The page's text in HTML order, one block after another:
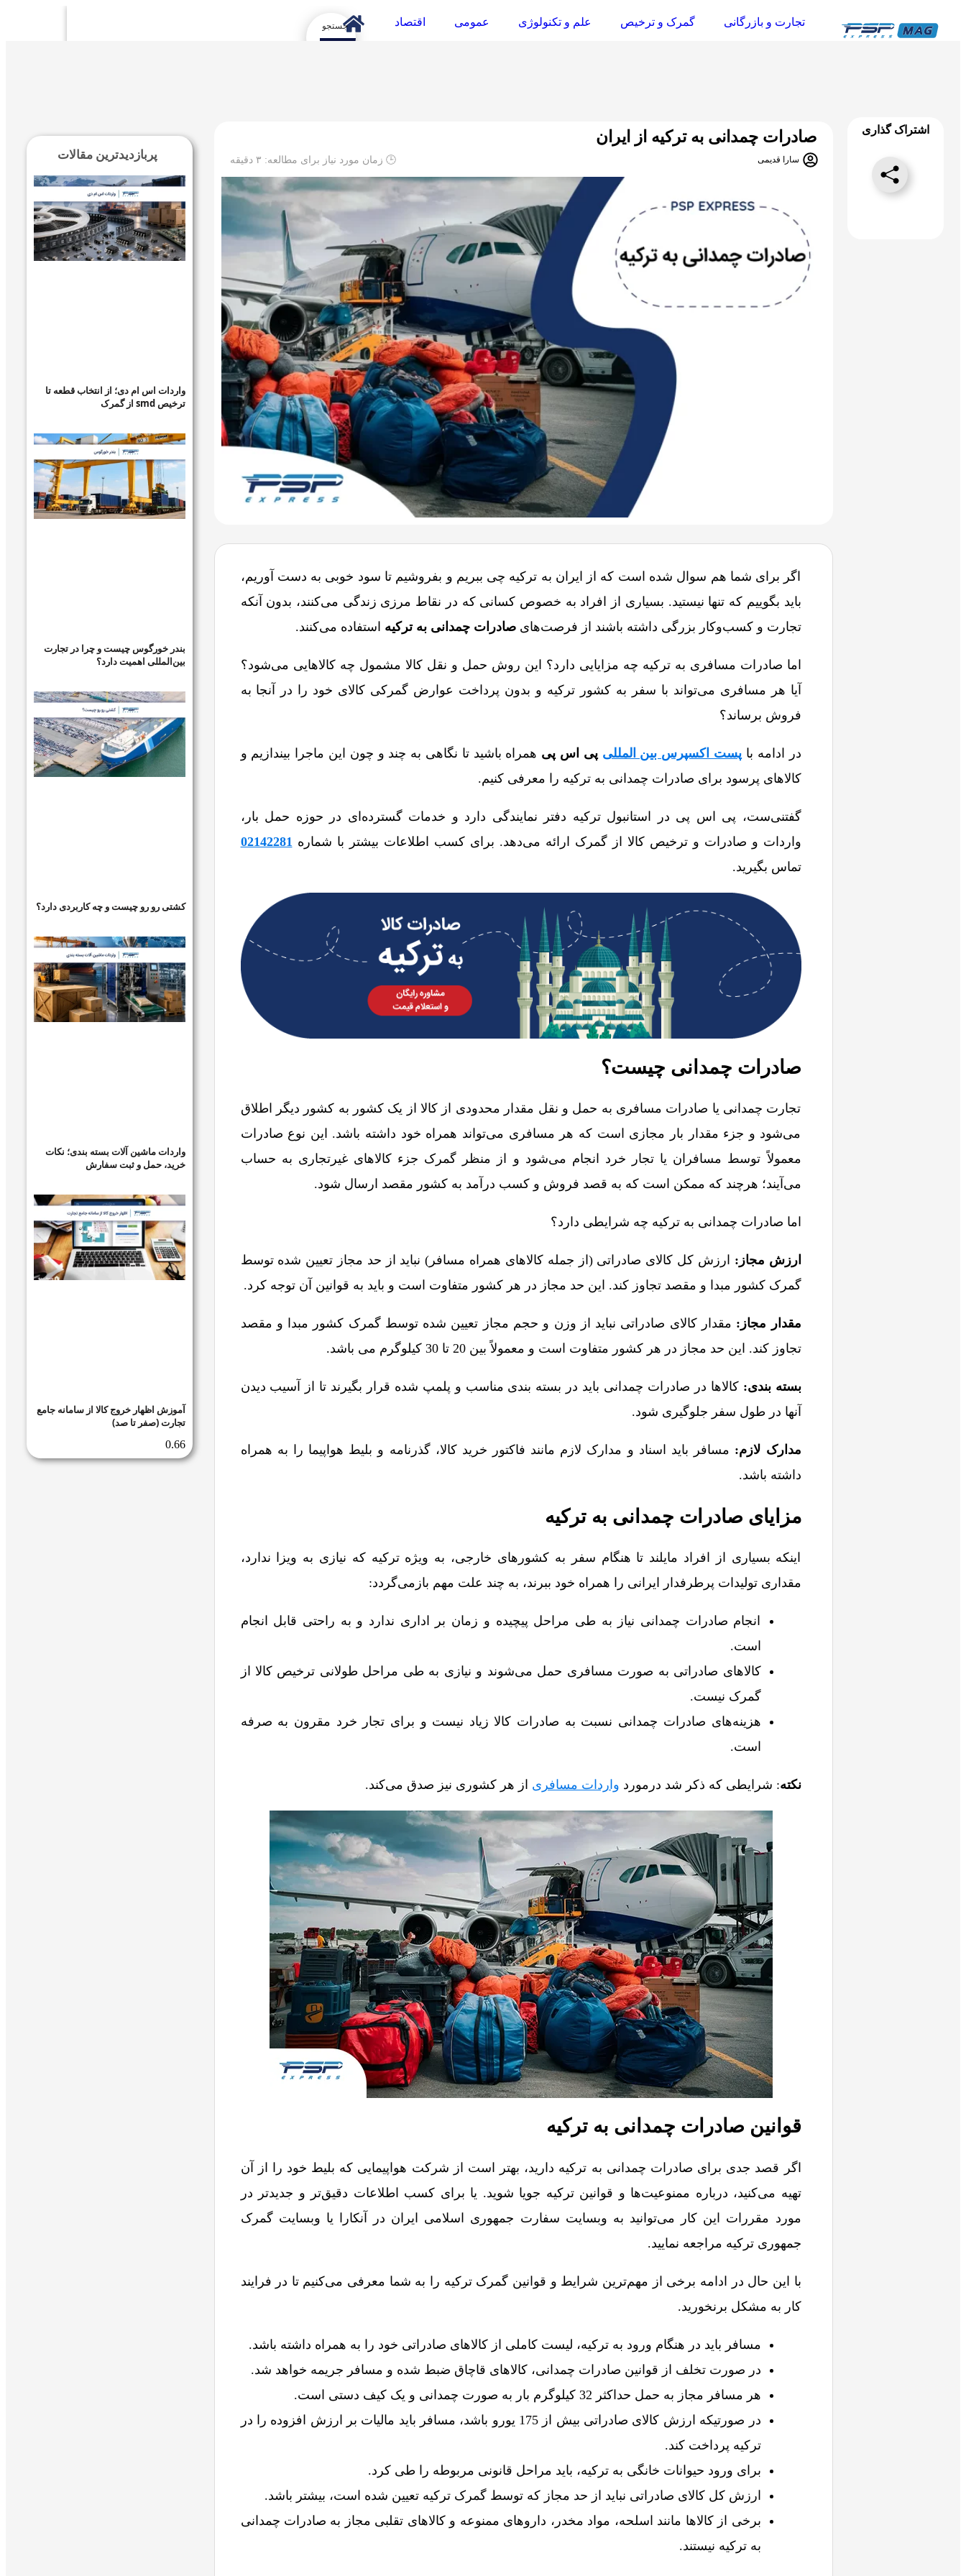
تجارت و بازرگانی گمرک و ترخیص علم و تکنولوژی عمومی اقتصاد
اشتراک گذاری صادرات چمدانی به ترکیه از ایران
سارا قدیمی 🕒 زمان مورد نیاز برای مطالعه: ۳ دقیقه
اگر برای شما هم سوال شده است که از ایران به ترکیه چی ببریم و بفروشیم تا سود خوبی به دست آوریم،
باید بگوییم که تنها نیستید. بسیاری از افراد به خصوص کسانی که در نقاط مرزی زندگی می‌کنند، بدون آنکه
تجارت و کسب‌وکار بزرگی داشته باشند از فرصت‌هایصادرات چمدانی به ترکیه استفاده می‌کنند.
اما صادرات مسافری به ترکیه چه مزایایی دارد؟ این روش حمل و نقل کالا مشمول چه کالاهایی می‌شود؟
آیا هر مسافری می‌تواند با سفر به کشور ترکیه و بدون پرداخت عوارض گمرکی کالای خود را در آنجا به
فروش برساند؟
در ادامه با پست اکسپرس بین المللی پی اس پی همراه باشید تا نگاهی به چند و چون این ماجرا بیندازیم و
کالاهای پرسود برای صادرات چمدانی به ترکیه را معرفی کنیم.
گفتنی‌ست، پی اس پی در استانبول ترکیه دفتر نمایندگی دارد و خدمات گسترده‌ای در حوزه حمل بار،
واردات و صادرات و ترخیص کالا از گمرک ارائه می‌دهد. برای کسب اطلاعات بیشتر با شماره 02142281
تماس بگیرید.
صادرات چمدانی چیست؟
تجارت چمدانی یا صادرات مسافری به حمل و نقل مقدار محدودی از کالا از یک کشور به کشور دیگر اطلاق
می‌شود و جزء مقدار بار مجازی است که هر مسافری می‌تواند همراه خود داشته باشد. این نوع صادرات
معمولاً توسط مسافران یا تجار خرد انجام می‌شود و از منظر گمرک جزء کالاهای غیرتجاری به حساب
می‌آیند؛ هرچند که ممکن است که به قصد فروش و کسب درآمد به کشور مقصد ارسال شود.
اما صادرات چمدانی به ترکیه چه شرایطی دارد؟
ارزش مجاز: ارزش کل کالای صادراتی (از جمله کالاهای همراه مسافر) نباید از حد مجاز تعیین شده توسط
گمرک کشور مبدا و مقصد تجاوز کند. این حد مجاز در هر کشور متفاوت است و باید به قوانین آن توجه کرد.
مقدار مجاز: مقدار کالای صادراتی نباید از وزن و حجم مجاز تعیین شده توسط گمرک کشور مبدا و مقصد
تجاوز کند. این حد مجاز در هر کشور متفاوت است و معمولاً بین 20 تا 30 کیلوگرم می باشد.
بسته بندی: کالاها در صادرات چمدانی باید در بسته بندی مناسب و پلمپ شده قرار بگیرند تا از آسیب دیدن
آنها در طول سفر جلوگیری شود.
مدارک لازم: مسافر باید اسناد و مدارک لازم مانند فاکتور خرید کالا، گذرنامه و بلیط هواپیما را به همراه
داشته باشد.
مزایای صادرات چمدانی به ترکیه
اینکه بسیاری از افراد مایلند تا هنگام سفر به کشورهای خارجی، به ویژه ترکیه که نیازی به ویزا ندارد،
مقداری تولیدات پرطرفدار ایرانی را همراه خود ببرند، به چند علت مهم بازمی‌گردد:
انجام صادرات چمدانی نیاز به طی مراحل پیچیده و زمان بر اداری ندارد و به راحتی قابل انجام
است.
کالاهای صادراتی به صورت مسافری حمل می‌شوند و نیازی به طی مراحل طولانی ترخیص کالا از
گمرک نیست.
هزینه‌های صادرات چمدانی نسبت به صادرات کالا زیاد نیست و برای تجار خرد مقرون به صرفه
است.
نکته: شرایطی که ذکر شد درمورد واردات مسافری از هر کشوری نیز صدق می‌کند.
قوانین صادرات چمدانی به ترکیه
اگر قصد جدی برای صادرات چمدانی به ترکیه دارید، بهتر است از شرکت هواپیمایی که بلیط خود را از آن
تهیه می‌کنید، درباره ممنوعیت‌ها و قوانین ترکیه جویا شوید. یا برای کسب اطلاعات دقیق‌تر و جدیدتر در
مورد مقررات این کار می‌توانید به وبسایت سفارت جمهوری اسلامی ایران در آنکارا یا وبسایت گمرک
جمهوری ترکیه مراجعه نمایید.
با این حال در ادامه برخی از مهم‌ترین شرایط و قوانین گمرک ترکیه را به شما معرفی می‌کنیم تا در فرایند
کار به مشکل برنخورید.
مسافر باید در هنگام ورود به ترکیه، لیست کاملی از کالاهای صادراتی خود را به همراه داشته باشد.
در صورت تخلف از قوانین صادرات چمدانی، کالاهای قاچاق ضبط شده و مسافر جریمه خواهد شد.
هر مسافر مجاز به حمل حداکثر 32 کیلوگرم بار به صورت چمدانی و یک کیف دستی است.
در صورتیکه ارزش کالای صادراتی بیش از 175 یورو باشد، مسافر باید مالیات بر ارزش افزوده را در
ترکیه پرداخت کند.
برای ورود حیوانات خانگی به ترکیه، باید مراحل قانونی مربوطه را طی کرد.
ارزش کل کالای صادراتی نباید از حد مجاز که توسط گمرک ترکیه تعیین شده است، بیشتر باشد.
برخی از کالاها مانند اسلحه، مواد مخدر، داروهای ممنوعه و کالاهای تقلبی مجاز به صادرات چمدانی
به ترکیه نیستند.
پربازدیدترین مقالات
واردات اس ام دی؛ از انتخاب قطعه تا
ترخیص smd از گمرک
بندر خورگوس چیست و چرا در تجارت
بین‌المللی اهمیت دارد؟
کشتی رو رو چیست و چه کاربردی دارد؟
واردات ماشین آلات بسته بندی؛ نکات
خرید، حمل و ثبت سفارش
آموزش اظهار خروج کالا از سامانه جامع
تجارت (صفر تا صد)